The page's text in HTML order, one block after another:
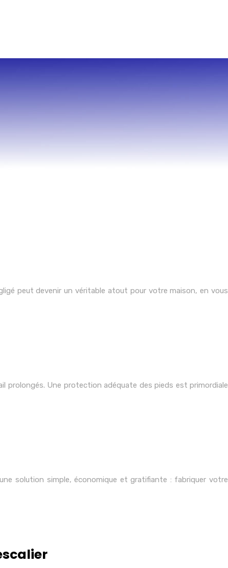
peut devenir un véritable atout pour votre maison, en vous
prolongés. Une protection adéquate des pieds est primordiale
solution simple, économique et gratifiante : fabriquer votre